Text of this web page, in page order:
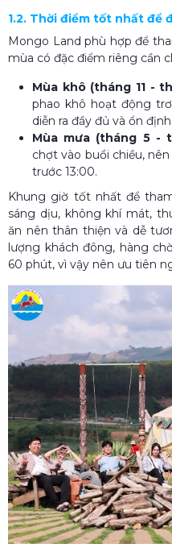
1.2. Thời điểm tốt nhất để
Mongo Land phù hợp để
mùa có đặc điểm riêng cần
Mùa khô (tháng 11 -
phao khô hoạt động
diễn ra đầy đủ và ổn
Mùa mưa (tháng 5 -
chợt vào buổi chiều,
trước 13:00.
Khung giờ tốt nhất để
sáng dịu, không khí mát,
ăn nên thân thiện và dễ
lượng khách đông, hàng
60 phút, vì vậy nên ưu tiên